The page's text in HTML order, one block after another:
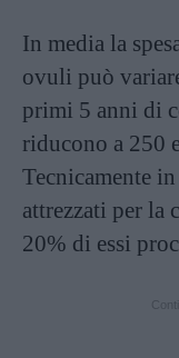
In media la
ovuli può
primi 5 anni di
riducono a 250
Tecnicamente
attrezzati per la
20% di essi